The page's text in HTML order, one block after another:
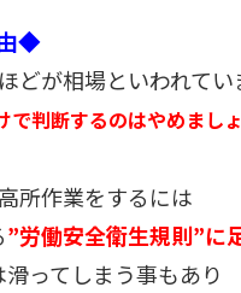
◆
どが相場といわれてい
で判断するのはやめまし
所作業をするには
”労働安全衛生規則”に
ってしまう事もあり